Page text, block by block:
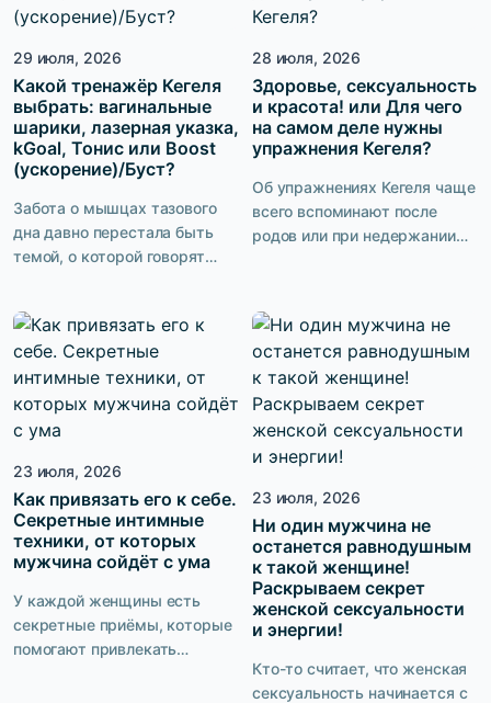
может связать двух слов. И
опущения матки и стенок
дисфункции. И хотя у многих
женщин, состояние мышц
тазового дна улучшается уже
в первые недели, у
значительной части молодых
мам проблемы приобретают
долгосрочный характер.
Рассказываем, как […]
29 июля, 2026
Какой тренажёр Кегеля
выбрать: вагинальные
шарики, лазерная указка,
kGoal, Тонис или Boost
(ускорение)/Буст?
Забота о мышцах тазового
дна давно перестала быть
темой, о которой говорят
женское здоровье включает
в себя профилактику
возрастных изменений,
качество интимной жизни и
сохранение контроля над
поэтому рынок предлагает
десятки решений:
вагинальные шарики и
лазерная указка или
высокотехнологичные
устройства с биологической
обратной связью и […]
28 июля, 2026
Здоровье, сексуальность
и красота! или Для чего
на самом деле нужны
упражнения Кегеля?
Об упражнениях Кегеля чаще
всего вспоминают после
родов или при недержании
тренировок намного шире.
Они помогают поддерживать
тазовое дно, сохранять
женское здоровье, повышать
качество интимной жизни и
снижать риск некоторых
нарушений со стороны
Главное — понимать, кому
они действительно нужны и
как выполнять их […]
23 июля, 2026
Как привязать его к себе.
Секретные интимные
техники, от которых
мужчина сойдёт с ума
У каждой женщины есть
секретные приёмы, которые
помогают привлекать
23 июля, 2026
Ни один мужчина не
останется равнодушным
к такой женщине!
Раскрываем секрет
женской сексуальности
и энергии!
Кто-то считает, что женская
сексуальность начинается с